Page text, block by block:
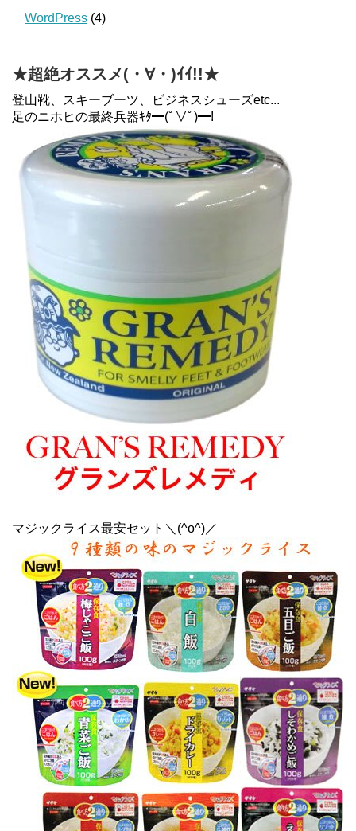
WordPress (4)
★超絶オススメ(・∀・)ｲｲ!!★
登山靴、スキーブーツ、ビジネスシューズetc...
足のニホヒの最終兵器ｷﾀ━(ﾟ∀ﾟ)━!
マジックライス最安セット＼(^o^)／